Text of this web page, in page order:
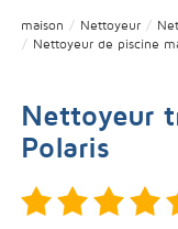
maison Nettoyeur
Nettoyeur de piscine
Nettoyeur
Polaris